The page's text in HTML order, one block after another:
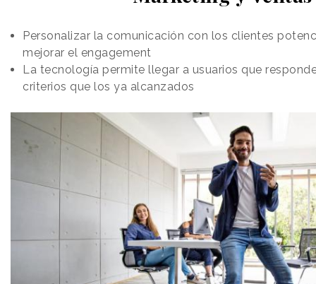
Personalizar la comunicación con los clientes
mejorar el engagement
La tecnología permite llegar a usuarios que
criterios que los ya alcanzados